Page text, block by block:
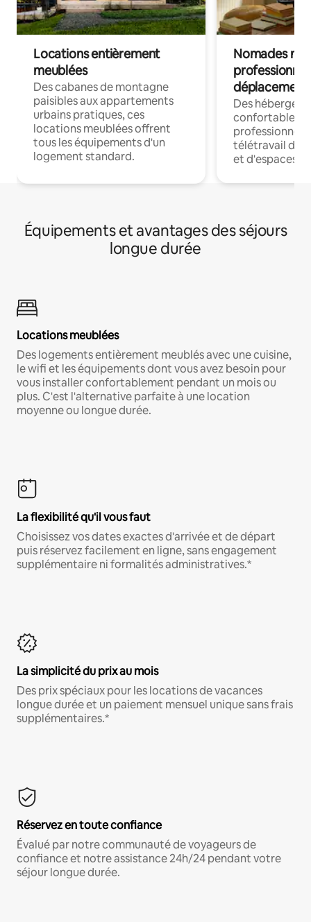
Locations entièrement
meublées
Des cabanes de montagne
paisibles aux appartements
urbains pratiques, ces
locations meublées offrent
tous les équipements d'un
logement standard.
Nomades
déplacement
Des
confortables
professionnels
télétravail
et d'espaces
Équipements et avantages des séjours
longue durée
Locations meublées
Des logements entièrement meublés avec une cuisine,
le wifi et les équipements dont vous avez besoin pour
vous installer confortablement pendant un mois ou
plus. C'est l'alternative parfaite à une location
moyenne ou longue durée.
La flexibilité qu'il vous faut
Choisissez vos dates exactes d'arrivée et de départ
puis réservez facilement en ligne, sans engagement
supplémentaire ni formalités administratives.*
La simplicité du prix au mois
Des prix spéciaux pour les locations de vacances
longue durée et un paiement mensuel unique sans frais
supplémentaires.*
Réservez en toute confiance
Évalué par notre communauté de voyageurs de
confiance et notre assistance 24h/24 pendant votre
séjour longue durée.